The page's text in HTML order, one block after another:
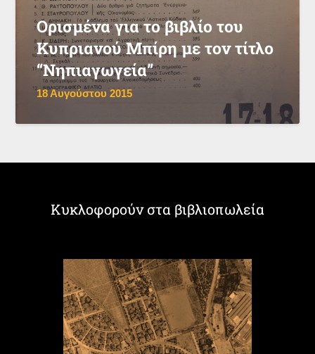
Ορισμένα για το βιβλίο του
Κυπριανού Μπίρη με τον τίτλο
“Νηπιαγωγεία”
18 Αυγούστου 2015
Κυκλοφορούν στα βιβλιοπωλεία